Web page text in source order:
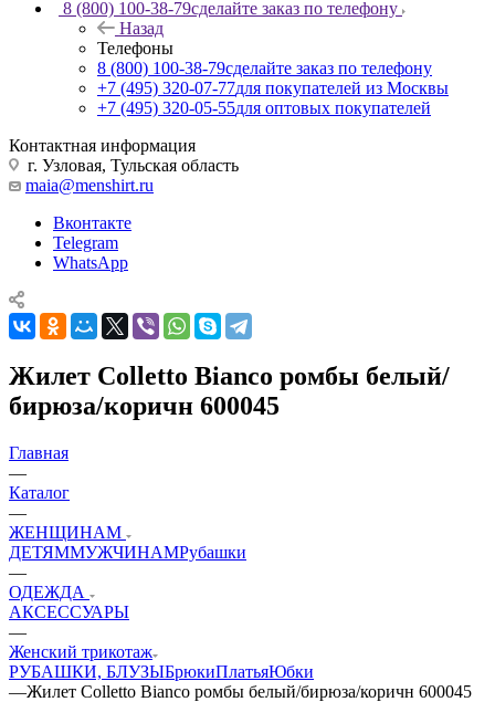
8 (800) 100-38-79сделайте заказ по телефону
Назад
Телефоны
8 (800) 100-38-79сделайте заказ по телефону
+7 (495) 320-07-77для покупателей из Москвы
+7 (495) 320-05-55для оптовых покупателей
Контактная информация
г. Узловая, Тульская область
maia@menshirt.ru
Вконтакте
Telegram
WhatsApp
Жилет Colletto Bianco ромбы белый/
бирюза/коричн 600045
Главная
—
Каталог
—
ЖЕНЩИНАМ
ДЕТЯММУЖЧИНАМРубашки
—
ОДЕЖДА
АКСЕССУАРЫ
—
Женский трикотаж
РУБАШКИ, БЛУЗЫБрюкиПлатьяЮбки
—Жилет Colletto Bianco ромбы белый/бирюза/коричн 600045